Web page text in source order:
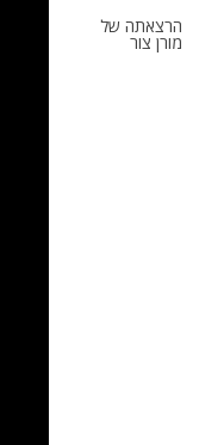
הרצאתה של
מורן צור